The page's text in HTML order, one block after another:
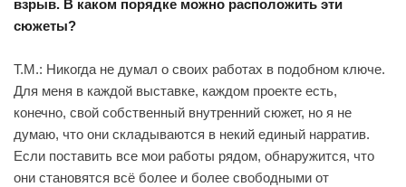
взрыв. В каком порядке можно расположить эти
сюжеты?
Т.М.: Никогда не думал о своих работах в подобном ключе.
Для меня в каждой выставке, каждом проекте есть,
конечно, свой собственный внутренний сюжет, но я не
думаю, что они складываются в некий единый нарратив.
Если поставить все мои работы рядом, обнаружится, что
они становятся всё более и более свободными от